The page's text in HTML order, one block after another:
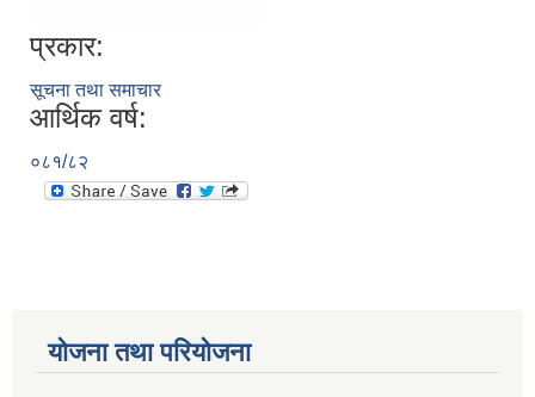
प्रकार:
सूचना तथा समाचार
आर्थिक वर्ष:
०८१/८२
योजना तथा परियोजना